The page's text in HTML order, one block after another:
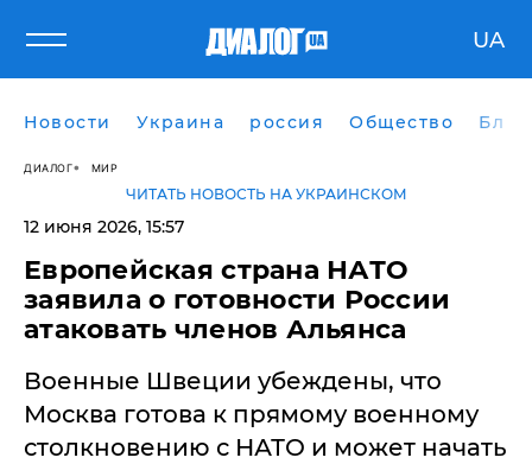
UA
Новости Украина россия Общество
ДИАЛОГ МИР
ЧИТАТЬ НОВОСТЬ НА УКРАИНСКОМ
12 июня 2026, 15:57
Европейская страна НАТО
заявила о готовности России
атаковать членов Альянса
Военные Швеции убеждены, что
Москва готова к прямому военному
столкновению с НАТО и может начать